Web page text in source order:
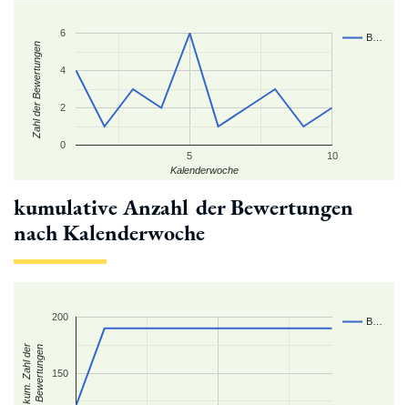
B…
5 10
0
2
4
6
Kalenderwoche
Zahl der Bewertungen
kumulative Anzahl der Bewertungen
nach Kalenderwoche
B…
150
200
kum. Zahl derBewertungen